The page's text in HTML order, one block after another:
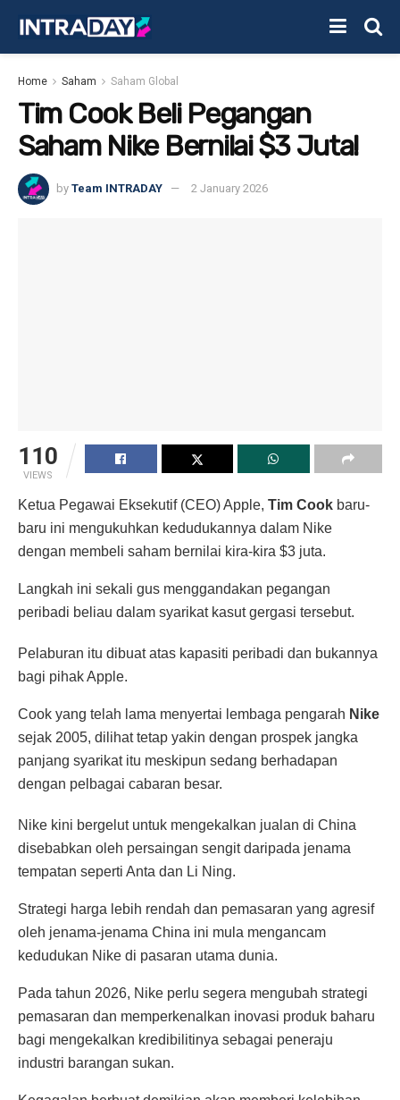
Home Saham Saham Global
Tim Cook Beli Pegangan
Saham Nike Bernilai $3 Juta!
by Team INTRADAY 2 January 2026
110
VIEWS
Ketua Pegawai Eksekutif (CEO) Apple, Tim Cook baru-
baru ini mengukuhkan kedudukannya dalam Nike
dengan membeli saham bernilai kira-kira $3 juta.
Langkah ini sekali gus menggandakan pegangan
peribadi beliau dalam syarikat kasut gergasi tersebut.
Pelaburan itu dibuat atas kapasiti peribadi dan bukannya
bagi pihak Apple.
Cook yang telah lama menyertai lembaga pengarah Nike
sejak 2005, dilihat tetap yakin dengan prospek jangka
panjang syarikat itu meskipun sedang berhadapan
dengan pelbagai cabaran besar.
Nike kini bergelut untuk mengekalkan jualan di China
disebabkan oleh persaingan sengit daripada jenama
tempatan seperti Anta dan Li Ning.
Strategi harga lebih rendah dan pemasaran yang agresif
oleh jenama-jenama China ini mula mengancam
kedudukan Nike di pasaran utama dunia.
Pada tahun 2026, Nike perlu segera mengubah strategi
pemasaran dan memperkenalkan inovasi produk baharu
bagi mengekalkan kredibilitinya sebagai peneraju
industri barangan sukan.